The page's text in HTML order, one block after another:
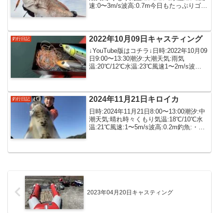
速:0〜3m/s波高:0.7m今日もたっぷりゴム
🌊たまらん😋通り...
釣行日記 2022年10月09日キャスティング
↓YouTube版はコチラ↓日時:2022年10月09
日9:00〜13:30潮汐:大潮天気:雨気
温:20℃/12℃水温:23℃風速1〜2m/s波
高そうで朝イ...
釣行日記 2024年11月21日キロイカ
日時:2024年11月21日8:00〜13:00潮汐:中
潮天気:晴れ時々くもり気温:18℃/10℃水
温:21℃風速:1〜5m/s波高:0.2m釣魚:・ア
2023年04月20日キャスティング